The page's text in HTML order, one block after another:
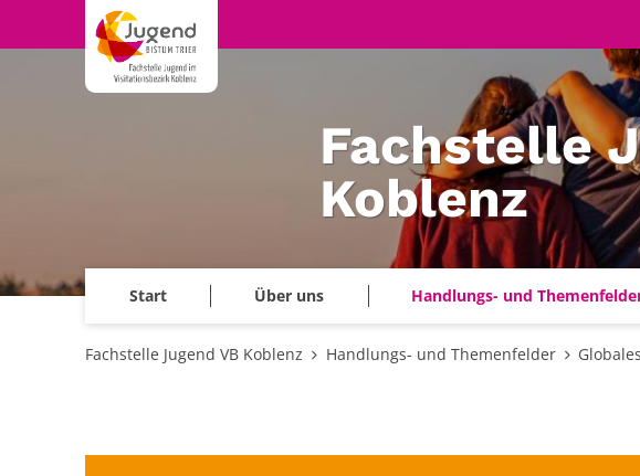
Zum Inhalt springen
Fachstelle
Koblenz
Start Über uns Handlungs- und
Fachstelle Jugend VB Koblenz Handlungs- und Themenfelder